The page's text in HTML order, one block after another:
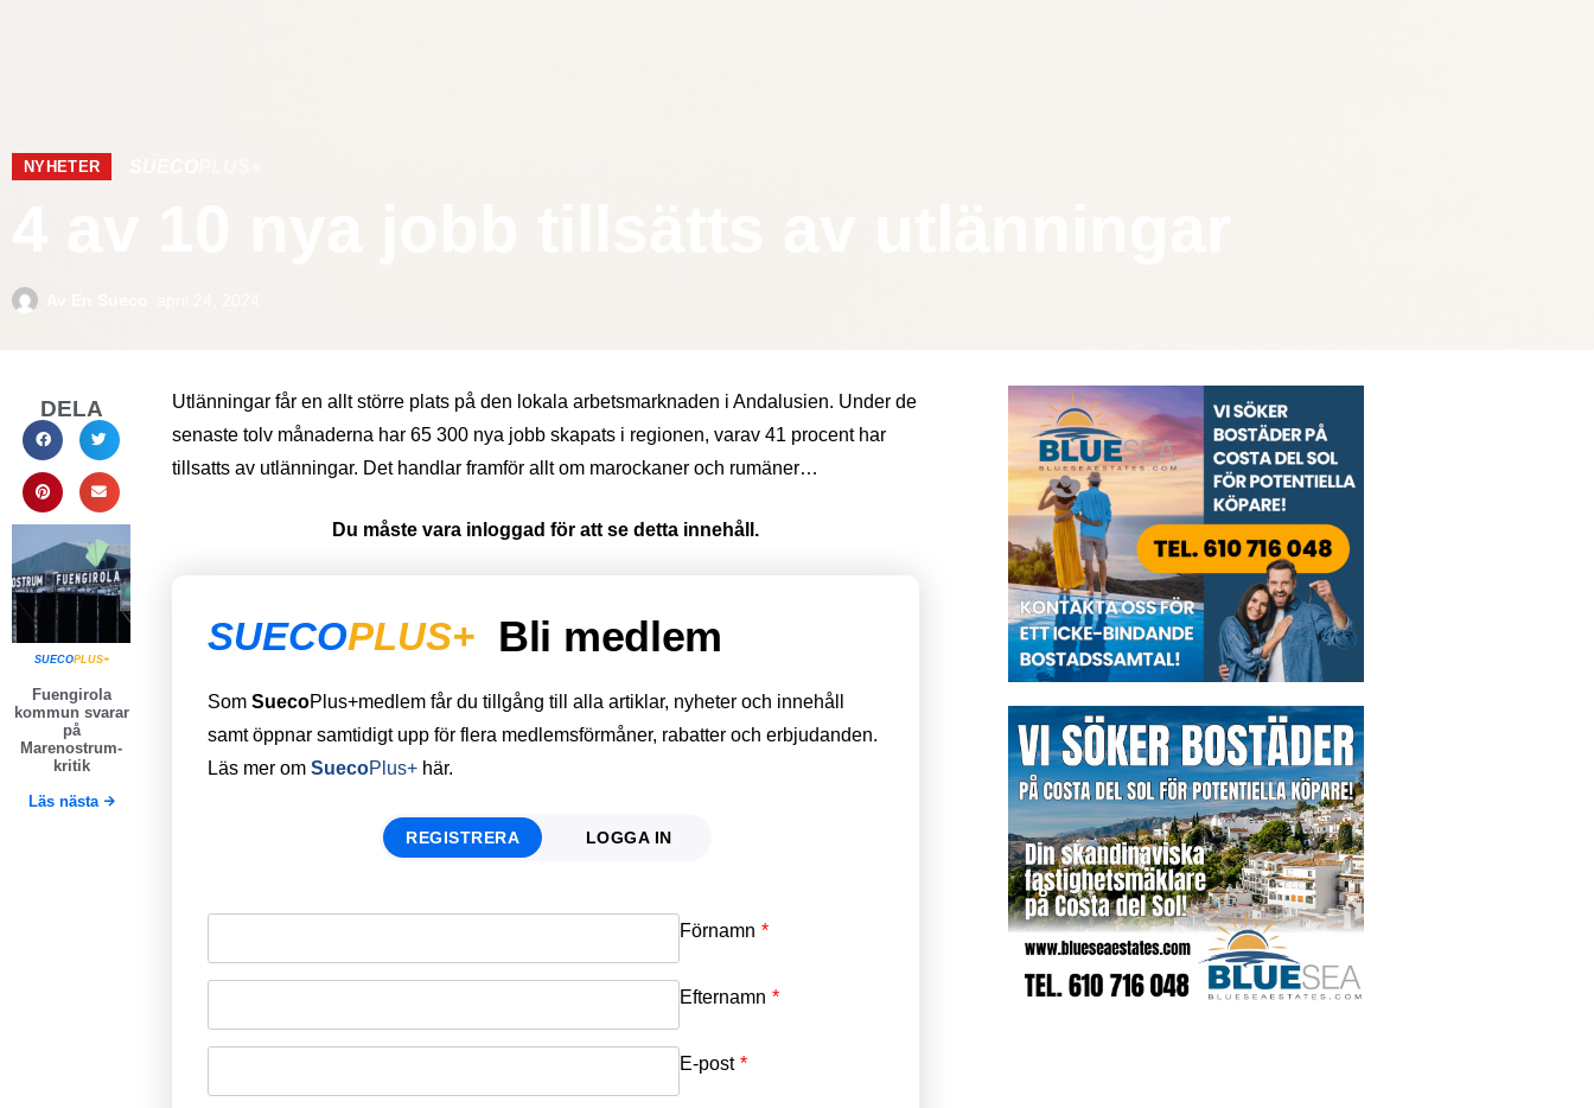
NYHETER
DELA
SUECOPLUS+
Fuengirola
kommun svarar
på
Marenostrum-
kritik
Läs nästa
Utlänningar får en allt större plats på den lokala arbetsmarknaden i Andalusien. Under de
senaste tolv månaderna har 65 300 nya jobb skapats i regionen, varav 41 procent har
tillsatts av utlänningar. Det handlar framför allt om marockaner och rumäner…
Du måste vara inloggad för att se detta innehåll.
SUECOPLUS+ Bli medlem
Som SuecoPlus+medlem får du tillgång till alla artiklar, nyheter och innehåll
samt öppnar samtidigt upp för flera medlemsförmåner, rabatter och erbjudanden.
Läs mer om SuecoPlus+ här.
REGISTRERA LOGGA IN
Förnamn *
Efternamn *
E-post *
Email
Password